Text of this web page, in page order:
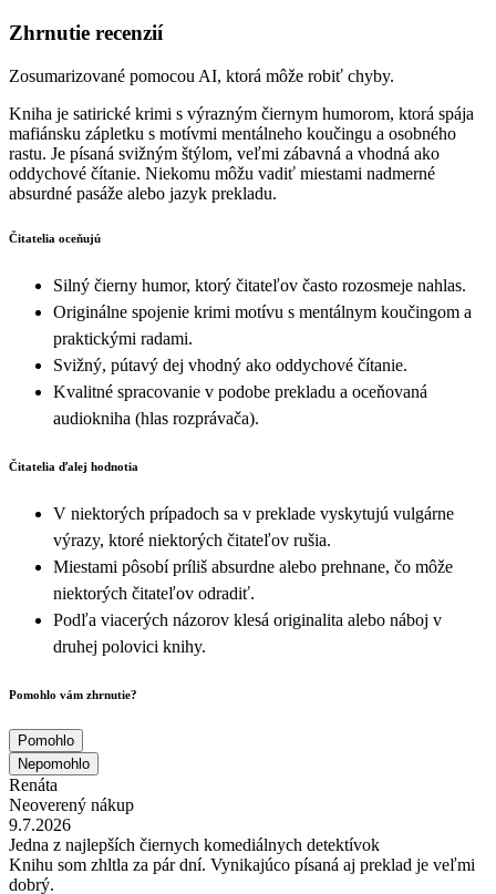
Zhrnutie recenzií
Zosumarizované pomocou AI, ktorá môže robiť chyby.
Kniha je satirické krimi s výrazným čiernym humorom, ktorá spája
mafiánsku zápletku s motívmi mentálneho koučingu a osobného
rastu. Je písaná svižným štýlom, veľmi zábavná a vhodná ako
oddychové čítanie. Niekomu môžu vadiť miestami nadmerné
absurdné pasáže alebo jazyk prekladu.
Čitatelia oceňujú
Silný čierny humor, ktorý čitateľov často rozosmeje nahlas.
Originálne spojenie krimi motívu s mentálnym koučingom a
praktickými radami.
Svižný, pútavý dej vhodný ako oddychové čítanie.
Kvalitné spracovanie v podobe prekladu a oceňovaná
audiokniha (hlas rozprávača).
Čitatelia ďalej hodnotia
V niektorých prípadoch sa v preklade vyskytujú vulgárne
výrazy, ktoré niektorých čitateľov rušia.
Miestami pôsobí príliš absurdne alebo prehnane, čo môže
niektorých čitateľov odradiť.
Podľa viacerých názorov klesá originalita alebo náboj v
druhej polovici knihy.
Pomohlo vám zhrnutie?
Pomohlo
Nepomohlo
Renáta
Neoverený nákup
9.7.2026
Jedna z najlepších čiernych komediálnych detektívok
Knihu som zhltla za pár dní. Vynikajúco písaná aj preklad je veľmi
dobrý.